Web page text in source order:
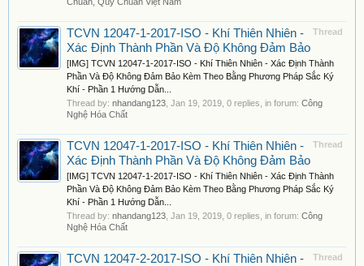
Thread
TCVN 12047-1-2017-ISO - Khí Thiên Nhiên -
Xác Định Thành Phần Và Độ Không Đảm Bảo
[IMG] TCVN 12047-1-2017-ISO - Khí Thiên Nhiên - Xác Định Thành
Phần Và Độ Không Đảm Bảo Kèm Theo Bằng Phương Pháp Sắc Ký
Khí - Phần 1 Hướng Dẫn...
Thread by: nhandang123 Jan 19, 2019 , 0 replies, in forum: Công
Nghệ Hóa Chất
Thread
TCVN 12047-1-2017-ISO - Khí Thiên Nhiên -
Xác Định Thành Phần Và Độ Không Đảm Bảo
[IMG] TCVN 12047-1-2017-ISO - Khí Thiên Nhiên - Xác Định Thành
Phần Và Độ Không Đảm Bảo Kèm Theo Bằng Phương Pháp Sắc Ký
Khí - Phần 1 Hướng Dẫn...
Thread by: nhandang123 Jan 19, 2019 , 0 replies, in forum: Công
Nghệ Hóa Chất
Thread
TCVN 12047-2-2017-ISO - Khí Thiên Nhiên -